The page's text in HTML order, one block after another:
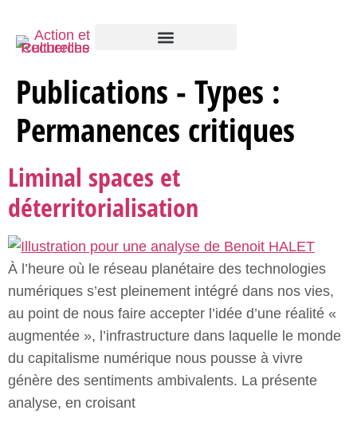
Publications - Types :
Permanences critiques
Liminal spaces et
déterritorialisation
À l’heure où le réseau planétaire des technologies
numériques s’est pleinement intégré dans nos vies,
au point de nous faire accepter l’idée d’une réalité «
augmentée », l’infrastructure dans laquelle le monde
du capitalisme numérique nous pousse à vivre
génère des sentiments ambivalents. La présente
analyse, en croisant